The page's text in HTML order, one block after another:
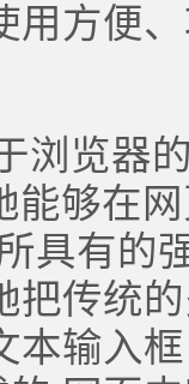
用方便
浏览器
能够在
具有的
把传统
本输入